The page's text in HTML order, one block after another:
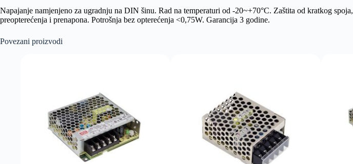
Napajanje namjenjeno za ugradnju na DIN šinu. Rad na temperaturi od -20~+70°C. Zaštita od kratkog spoja,
preopterećenja i prenapona. Potrošnja bez opterećenja <0,75W. Garancija 3 godine.
Povezani proizvodi